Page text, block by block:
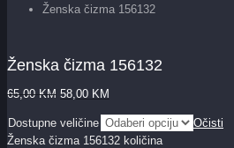
Ženska čizma 156132
Ženska čizma 156132
65,00 KM 58,00 KM
Dostupne veličine
Očisti
Ženska čizma 156132 količina